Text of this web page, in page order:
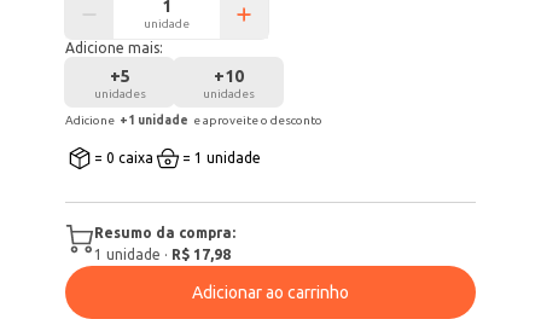
unidade
Adicione mais:
+5
unidades
+10
unidades
Adicione +1 unidade e aproveite o desconto
= 0 caixa = 1 unidade
Resumo da compra:
1 unidade · R$ 17,98
Adicionar ao carrinho